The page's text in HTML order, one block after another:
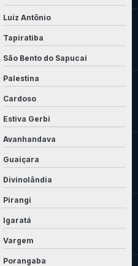
Luiz Antônio
Tapiratiba
São Bento do Sapucaí
Palestina
Cardoso
Estiva Gerbi
Avanhandava
Guaiçara
Divinolândia
Pirangi
Igaratá
Vargem
Porangaba